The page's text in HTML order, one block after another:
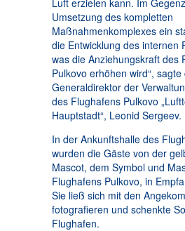
Umsetzung des kompletten
Maßnahmenkomplexes ein
die Entwicklung des internen
was die Anziehungskraft des
Pulkovo erhöhen wird“, sagte
Generaldirektor der
des Flughafens Pulkovo
Hauptstadt“, Leonid Sergeev.
In der Ankunftshalle des
wurden die Gäste von der
Mascot, dem Symbol und
Flughafens Pulkovo, in
Sie ließ sich mit den
fotografieren und schenkte
Flughafen.